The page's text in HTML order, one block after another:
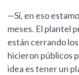
—Sí, en eso
meses. El plantel
están cerrando
hicieron públicos
idea es tener un